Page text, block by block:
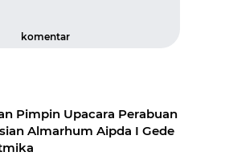
komentar
Pimpin Upacara Perabuan
Almarhum Aipda I Gede